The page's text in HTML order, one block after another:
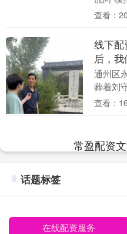
发布公
二....
查看：
线下
后，
通州区
葬着刘
财及张
查看：
常盈配资
话题标签
在线配资服务